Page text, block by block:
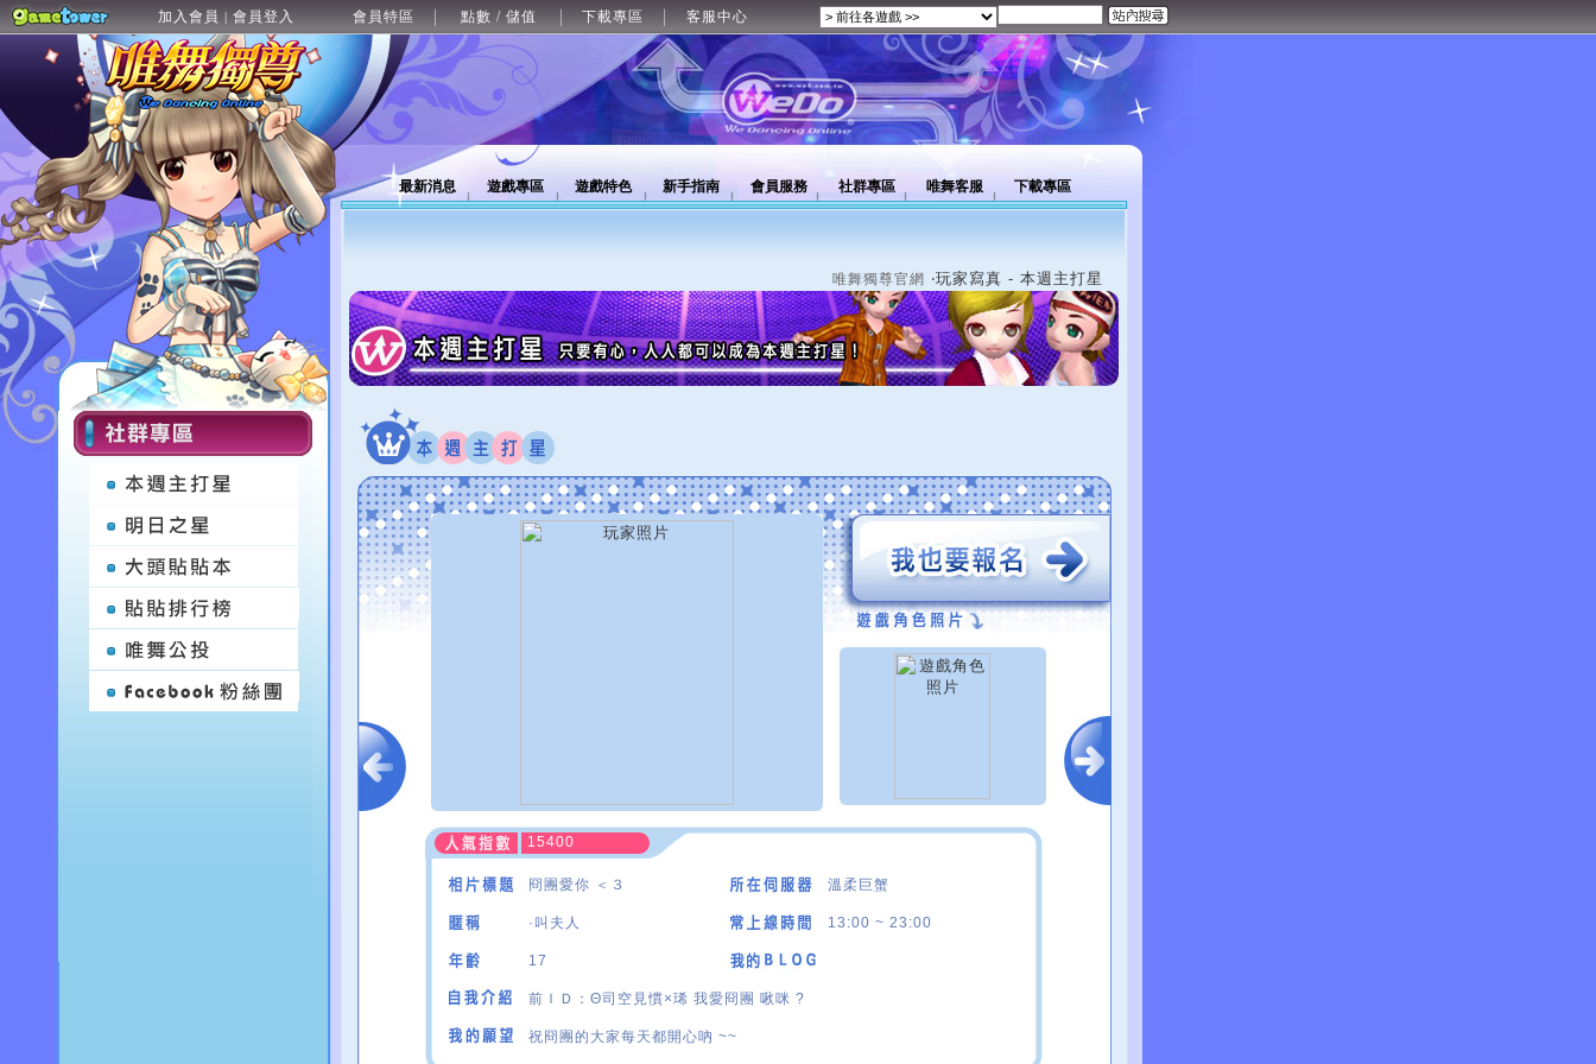
加入會員 | 會員登入 會員特區 點數 / 儲值 下載專區 客服中心
最新消息 遊戲專區 遊戲特色 新手指南 會員服務 社群專區 唯舞客服 下載專區
唯舞獨尊官網 ‧玩家寫真 - 本週主打星
15400
冏團愛你 ＜３ 溫柔巨蟹
·叫夫人 13:00 ~ 23:00
17
前ＩＤ：Θ司空見慣×琋 我愛冏團 啾咪 ?
祝冏團的大家每天都開心吶 ~~